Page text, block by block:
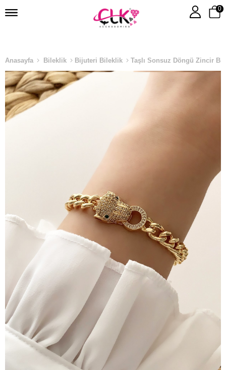
0
Anasayfa Bileklik Bijuteri Bileklik Taşlı Sonsuz Döngü Zincir